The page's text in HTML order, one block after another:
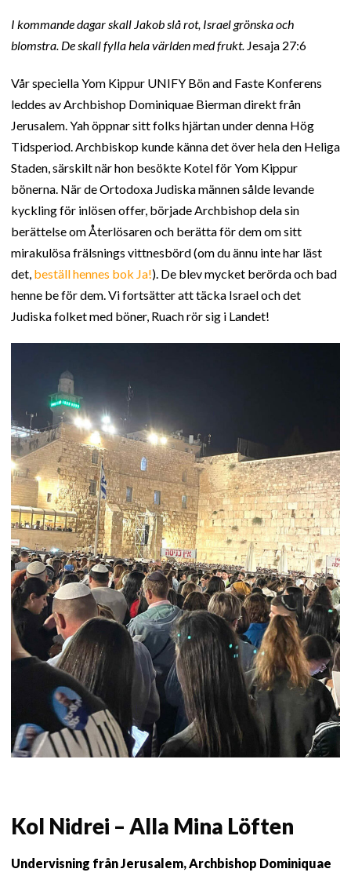
I kommande dagar skall Jakob slå rot, Israel grönska och
blomstra. De skall fylla hela världen med frukt. Jesaja 27:6
Vår speciella Yom Kippur UNIFY Bön and Faste Konferens
leddes av Archbishop Dominiquae Bierman direkt från
Jerusalem. Yah öppnar sitt folks hjärtan under denna Hög
Tidsperiod. Archbiskop kunde känna det över hela den Heliga
Staden, särskilt när hon besökte Kotel för Yom Kippur
bönerna. När de Ortodoxa Judiska männen sålde levande
kyckling för inlösen offer, började Archbishop dela sin
berättelse om Återlösaren och berätta för dem om sitt
mirakulösa frälsnings vittnesbörd (om du ännu inte har läst
det, beställ hennes bok Ja!). De blev mycket berörda och bad
henne be för dem. Vi fortsätter att täcka Israel och det
Judiska folket med böner, Ruach rör sig i Landet!
Kol Nidrei – Alla Mina Löften
Undervisning från Jerusalem, Archbishop Dominiquae